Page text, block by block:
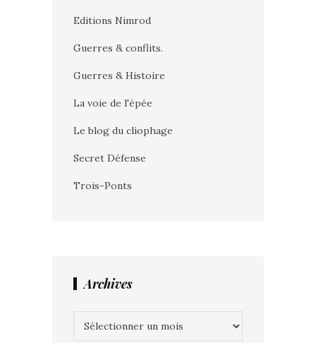
Editions Nimrod
Guerres & conflits.
Guerres & Histoire
La voie de l'épée
Le blog du cliophage
Secret Défense
Trois-Ponts
Archives